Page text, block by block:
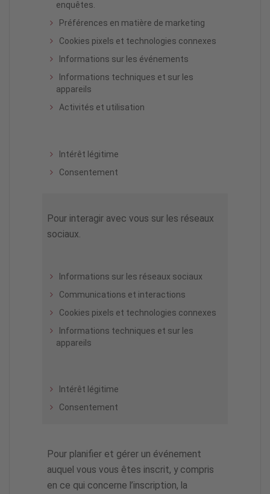
enquêtes.
Préférences en matière de marketing
Cookies pixels et technologies connexes
Informations sur les événements
Informations techniques et sur les
appareils
Activités et utilisation
Intérêt légitime
Consentement
Pour interagir avec vous sur les réseaux
sociaux.
Informations sur les réseaux sociaux
Communications et interactions
Cookies pixels et technologies connexes
Informations techniques et sur les
appareils
Intérêt légitime
Consentement
Pour planifier et gérer un événement
auquel vous vous êtes inscrit, y compris
en ce qui concerne l’inscription, la